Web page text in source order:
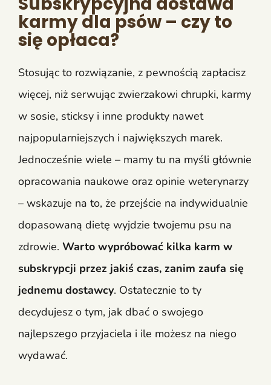
karmy dla psów – czy to
się opłaca?
Stosując to rozwiązanie, z pewnością zapłacisz
więcej, niż serwując zwierzakowi chrupki, karmy
w sosie, sticksy i inne produkty nawet
najpopularniejszych i największych marek.
Jednocześnie wiele – mamy tu na myśli głównie
opracowania naukowe oraz opinie weterynarzy
– wskazuje na to, że przejście na indywidualnie
dopasowaną dietę wyjdzie twojemu psu na
zdrowie. Warto wypróbować kilka karm w
subskrypcji przez jakiś czas, zanim zaufa się
jednemu dostawcy. Ostatecznie to ty
decydujesz o tym, jak dbać o swojego
najlepszego przyjaciela i ile możesz na niego
wydawać.